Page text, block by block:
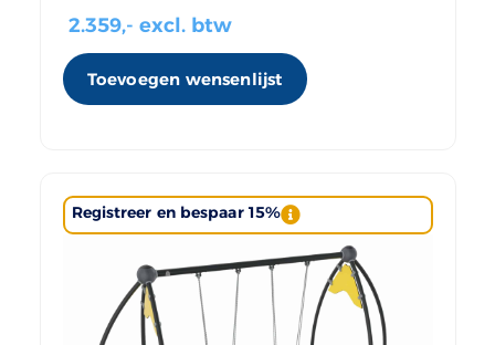
2.359,- excl. btw
Toevoegen wensenlijst
Registreer en bespaar 15%